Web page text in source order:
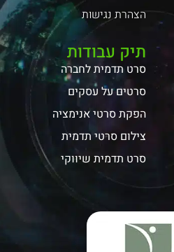
הצהרת נגישות
תיק עבודות
סרט תדמית לחברה
סרטים על עסקים
הפקת סרטי אנימציה
צילום סרטי תדמית
סרט תדמית שיווקי